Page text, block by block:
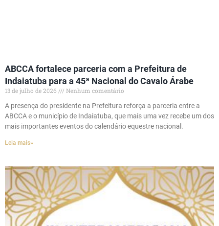
ABCCA fortalece parceria com a Prefeitura de
Indaiatuba para a 45ª Nacional do Cavalo Árabe
13 de julho de 2026
Nenhum comentário
A presença do presidente na Prefeitura reforça a parceria entre a
ABCCA e o município de Indaiatuba, que mais uma vez recebe um dos
mais importantes eventos do calendário equestre nacional.
Leia mais»